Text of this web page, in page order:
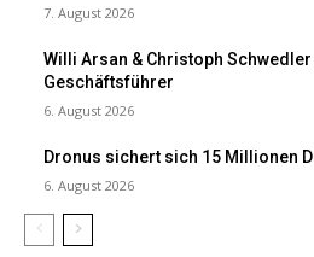
7. August 2026
Willi Arsan & Christoph
Geschäftsführer
6. August 2026
Dronus sichert sich 15 Millionen
6. August 2026